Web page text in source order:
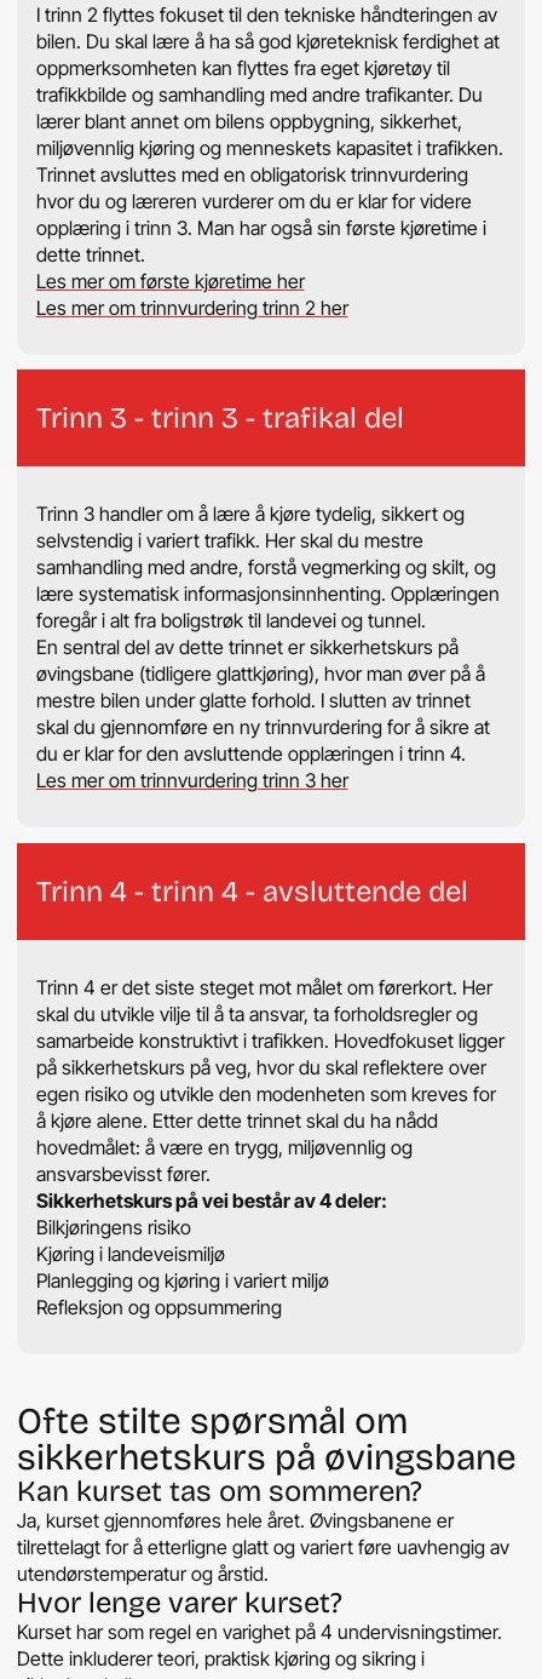
I trinn 2 flyttes fokuset til den tekniske håndteringen av
bilen. Du skal lære å ha så god kjøreteknisk ferdighet at
oppmerksomheten kan flyttes fra eget kjøretøy til
trafikkbilde og samhandling med andre trafikanter. Du
lærer blant annet om bilens oppbygning, sikkerhet,
miljøvennlig kjøring og menneskets kapasitet i trafikken.
Trinnet avsluttes med en obligatorisk trinnvurdering
hvor du og læreren vurderer om du er klar for videre
opplæring i trinn 3. Man har også sin første kjøretime i
dette trinnet.
Les mer om første kjøretime her
Les mer om trinnvurdering trinn 2 her
Trinn 3 - trinn 3 - trafikal del
Trinn 3 handler om å lære å kjøre tydelig, sikkert og
selvstendig i variert trafikk. Her skal du mestre
samhandling med andre, forstå vegmerking og skilt, og
lære systematisk informasjonsinnhenting. Opplæringen
foregår i alt fra boligstrøk til landevei og tunnel.
En sentral del av dette trinnet er sikkerhetskurs på
øvingsbane (tidligere glattkjøring), hvor man øver på å
mestre bilen under glatte forhold. I slutten av trinnet
skal du gjennomføre en ny trinnvurdering for å sikre at
du er klar for den avsluttende opplæringen i trinn 4.
Les mer om trinnvurdering trinn 3 her
Trinn 4 - trinn 4 - avsluttende del
Trinn 4 er det siste steget mot målet om førerkort. Her
skal du utvikle vilje til å ta ansvar, ta forholdsregler og
samarbeide konstruktivt i trafikken. Hovedfokuset ligger
på sikkerhetskurs på veg, hvor du skal reflektere over
egen risiko og utvikle den modenheten som kreves for
å kjøre alene. Etter dette trinnet skal du ha nådd
hovedmålet: å være en trygg, miljøvennlig og
ansvarsbevisst fører.
Sikkerhetskurs på vei består av 4 deler:
Bilkjøringens risiko
Kjøring i landeveismiljø
Planlegging og kjøring i variert miljø
Refleksjon og oppsummering
Ofte stilte spørsmål om
sikkerhetskurs på øvingsbane
Kan kurset tas om sommeren?
Ja, kurset gjennomføres hele året. Øvingsbanene er
tilrettelagt for å etterligne glatt og variert føre uavhengig av
utendørstemperatur og årstid.
Hvor lenge varer kurset?
Kurset har som regel en varighet på 4 undervisningstimer.
Dette inkluderer teori, praktisk kjøring og sikring i